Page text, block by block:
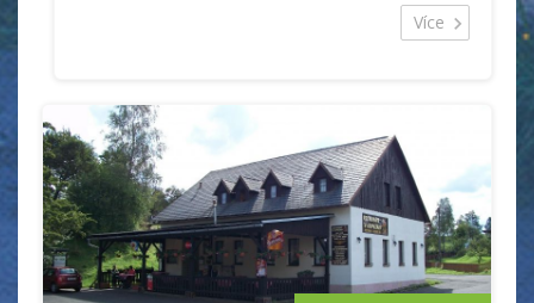
je restaurace s barem a TV s možností celodenního
stravování (snídaně, polopenze, plná penze, minutky
pořádání společenských akcí. V letním období můžete
posedět na letní terase s možností občerstvení.
Parkovat můžete na uzavřeném parkovišti přímo před
objektem.
Více